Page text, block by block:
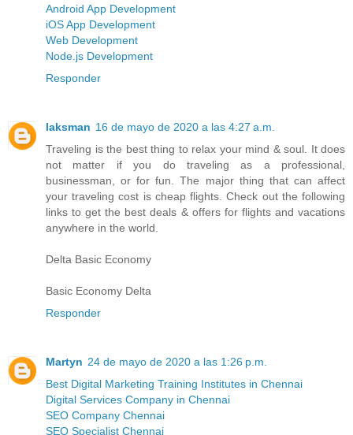
Android App Development
iOS App Development
Web Development
Node.js Development
Responder
laksman 16 de mayo de 2020 a las 4:27 a.m.
Traveling is the best thing to relax your mind & soul. It does
not matter if you do traveling as a professional,
businessman, or for fun. The major thing that can affect
your traveling cost is cheap flights. Check out the following
links to get the best deals & offers for flights and vacations
anywhere in the world.
Delta Basic Economy
Basic Economy Delta
Responder
Martyn 24 de mayo de 2020 a las 1:26 p.m.
Best Digital Marketing Training Institutes in Chennai
Digital Services Company in Chennai
SEO Company Chennai
SEO Specialist Chennai